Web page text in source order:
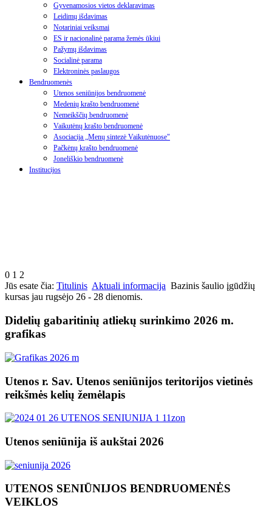
Gyvenamosios vietos deklaravimas
Leidimų išdavimas
Notariniai veiksmai
ES ir nacionalinė parama žemės ūkiui
Pažymų išdavimas
Socialinė parama
Elektroninės paslaugos
Bendruomenės
Utenos seniūnijos bendruomenė
Medenių krašto bendruomenė
Nemeikščių bendruomenė
Vaikutėnų krašto bendruomenė
Asociacija „Menų sintezė Vaikutėnuose"
Pačkėnų krašto bendruomenė
Joneliškio bendruomenė
Institucijos
0 1 2
Jūs esate čia: Titulinis Aktuali informacija Bazinis šaulio įgūdžių
kursas jau rugsėjo 26 - 28 dienomis.
Didelių gabaritinių atliekų surinkimo 2026 m.
grafikas
Utenos r. Sav. Utenos seniūnijos teritorijos vietinės
reikšmės kelių žemėlapis
Utenos seniūnija iš aukštai 2026
UTENOS SENIŪNIJOS BENDRUOMENĖS
VEIKLOS